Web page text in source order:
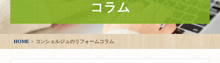
コラム
HOME コンシェルジュのリフォームコラム